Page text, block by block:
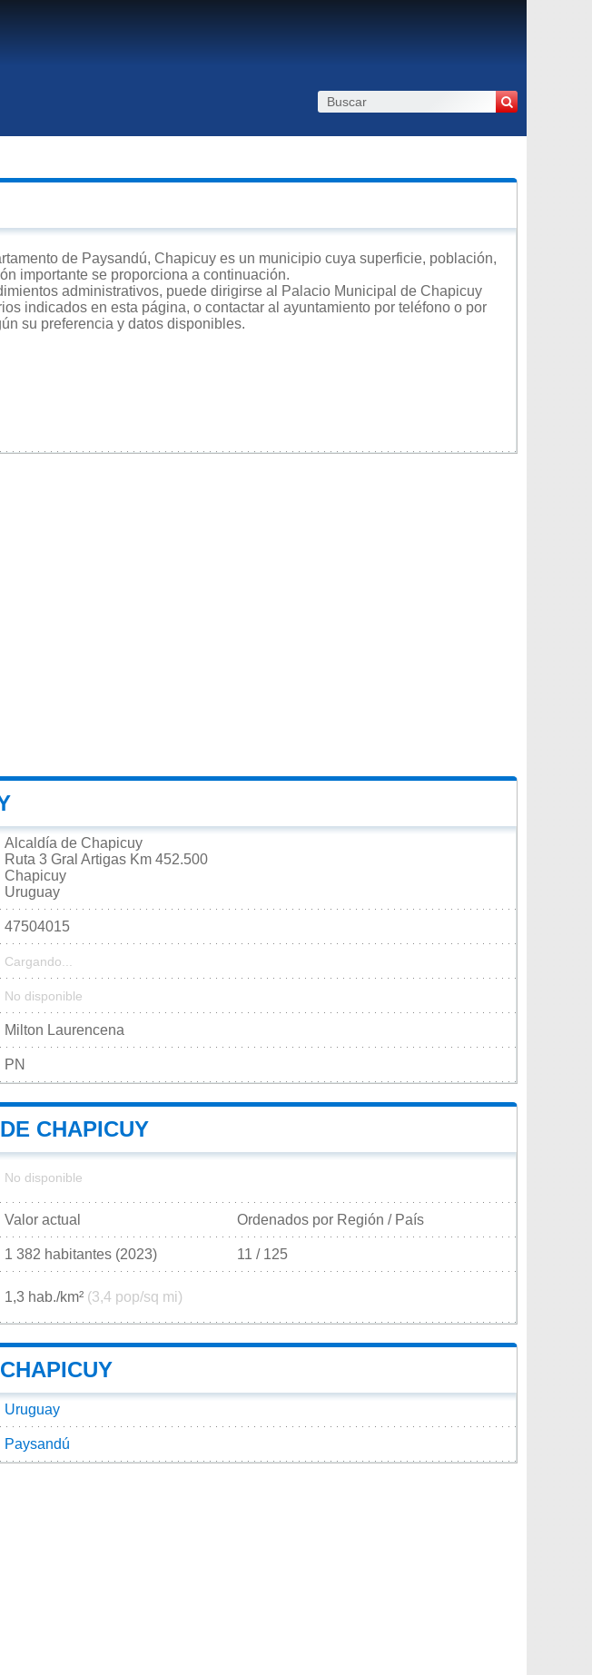
de Paysandú, Chapicuy es un municipio cuya superficie, población,
importante se proporciona a continuación.
administrativos, puede dirigirse al Palacio Municipal de Chapicuy
indicados en esta página, o contactar al ayuntamiento por teléfono o por
su preferencia y datos disponibles.
Alcaldía de Chapicuy
Ruta 3 Gral Artigas Km 452.500
Chapicuy
Uruguay
47504015
Cargando...
No disponible
Milton Laurencena
PN​
CHAPICUY
No disponible
Valor actual Ordenados por Región / País
1 382 habitantes (2023) 11 / 125
1,3 hab./km² (3,4 pop/sq mi)
Uruguay
Paysandú